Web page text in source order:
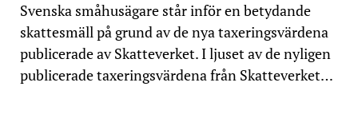
Svenska småhusägare står inför en betydande
skattesmäll på grund av de nya taxeringsvärdena
publicerade av Skatteverket. I ljuset av de nyligen
publicerade taxeringsvärdena från Skatteverket…